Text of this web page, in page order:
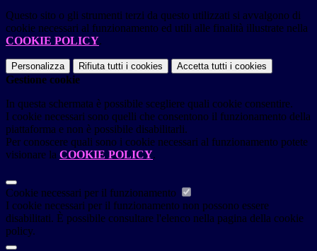
Questo sito o gli strumenti terzi da questo utilizzati si avvalgono di
cookie necessari al funzionamento ed utili alle finalità illustrate nella
COOKIE POLICY.
Personalizza Rifiuta tutti i cookies Accetta tutti i cookies
Gestione cookie
In questa schermata è possibile scegliere quali cookie consentire.
I cookie necessari sono quelli che consentono il funzionamento della
piattaforma e non è possibile disabilitarli.
Per conoscere quali sono i cookie necessari al funzionamento potete
visionare la COOKIE POLICY.
Cookie necessari per il funzionamento
I cookie necessari per il funzionamento non possono essere
disabilitati. È possibile consultare l'elenco nella pagina della cookie
policy.